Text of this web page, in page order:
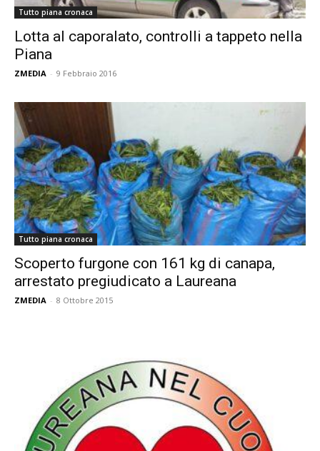
Tutto piana cronaca
Lotta al caporalato, controlli a tappeto nella
Piana
ZMEDIA - 9 Febbraio 2016
Tutto piana cronaca
Scoperto furgone con 161 kg di canapa,
arrestato pregiudicato a Laureana
ZMEDIA - 8 Ottobre 2015